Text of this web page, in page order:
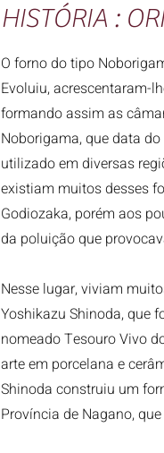
HISTÓRIA :
O forno do tipo
Evoluiu, acrescentaram-
formando assim as
Noborigama, que data
utilizado em diversas
existiam muitos desses
Godiozaka, porém aos
da poluição que
Nesse lugar, viviam
Yoshikazu Shinoda, que
nomeado Tesouro Vivo
arte em porcelana e
Shinoda construiu um
Província de Nagano,